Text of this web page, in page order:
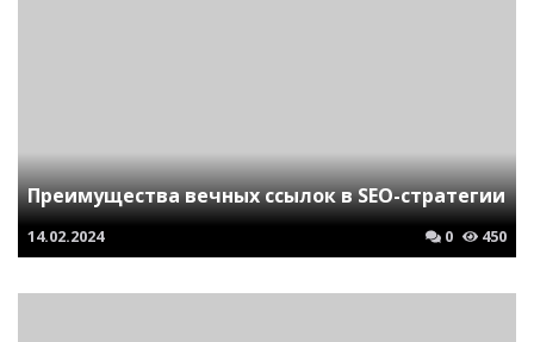
Преимущества вечных ссылок в SEO-стратегии
14.02.2024 0 450